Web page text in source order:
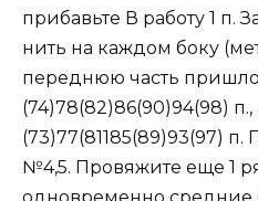
прибавьте В работу 1 п.
нить на каждом боку
переднюю часть
(74)78(82)86(90)94(98)
(73)77(81185(89)93(97)
№4,5. Провяжите еще 1
одновременно средние